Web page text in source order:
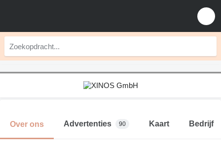
Over ons Advertenties 90 Kaart Bedrijf